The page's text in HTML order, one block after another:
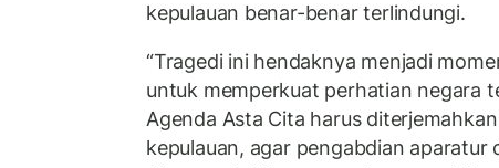
kepulauan benar-benar terlindungi.
“Tragedi ini hendaknya menjadi
untuk memperkuat perhatian negara
Agenda Asta Cita harus
kepulauan, agar pengabdian aparatur